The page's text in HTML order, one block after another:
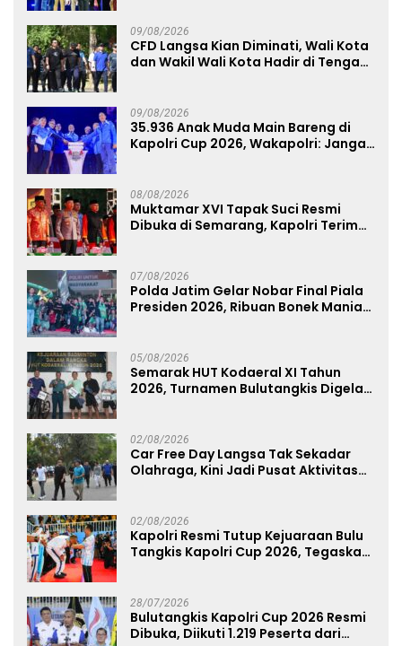
09/08/2026
CFD Langsa Kian Diminati, Wali Kota
dan Wakil Wali Kota Hadir di Tengah
09/08/2026
35.936 Anak Muda Main Bareng di
Kapolri Cup 2026, Wakapolri: Jangan
08/08/2026
Muktamar XVI Tapak Suci Resmi
Dibuka di Semarang, Kapolri Terima
07/08/2026
Polda Jatim Gelar Nobar Final Piala
Presiden 2026, Ribuan Bonek Mania
05/08/2026
Semarak HUT Kodaeral XI Tahun
2026, Turnamen Bulutangkis Digelar
02/08/2026
Car Free Day Langsa Tak Sekadar
Olahraga, Kini Jadi Pusat Aktivitas
02/08/2026
Kapolri Resmi Tutup Kejuaraan Bulu
Tangkis Kapolri Cup 2026, Tegaskan
28/07/2026
Bulutangkis Kapolri Cup 2026 Resmi
Dibuka, Diikuti 1.219 Peserta dari